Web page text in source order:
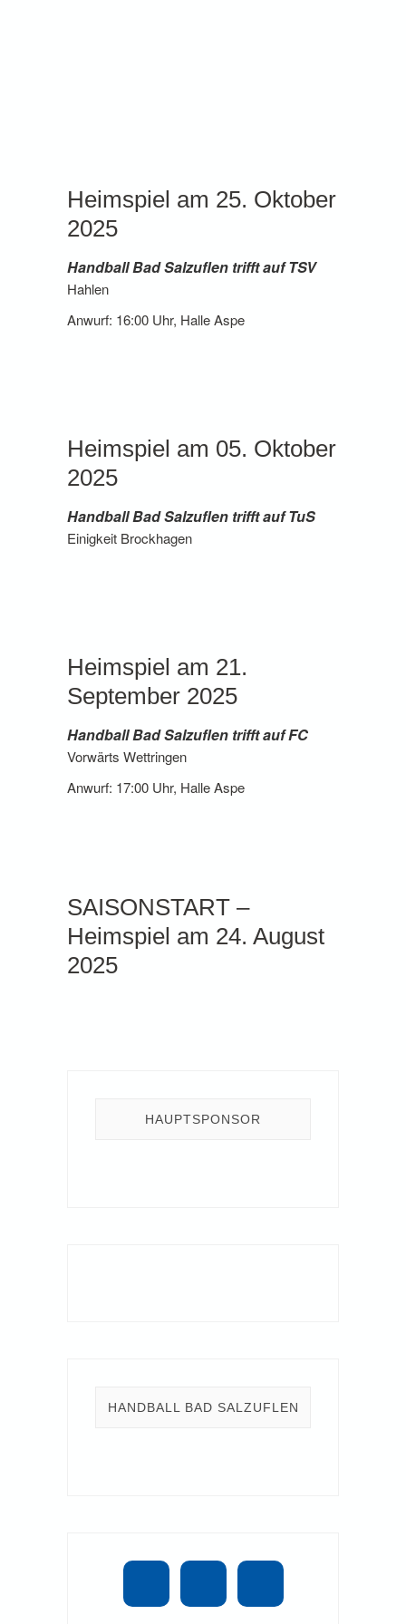
Heimspiel am 25. Oktober
2025
Handball Bad Salzuflen trifft auf TSV
Hahlen
Anwurf: 16:00 Uhr, Halle Aspe
Heimspiel am 05. Oktober
2025
Handball Bad Salzuflen trifft auf TuS
Einigkeit Brockhagen
Heimspiel am 21.
September 2025
Handball Bad Salzuflen trifft auf FC
Vorwärts Wettringen
Anwurf: 17:00 Uhr, Halle Aspe
SAISONSTART –
Heimspiel am 24. August
2025
HAUPTSPONSOR
HANDBALL BAD SALZUFLEN